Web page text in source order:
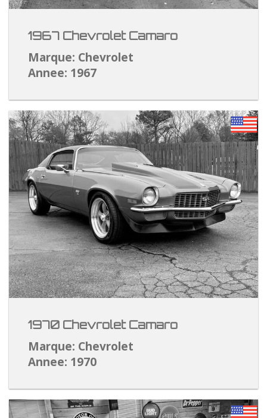
1967 Chevrolet Camaro
Marque: Chevrolet
Annee: 1967
1970 Chevrolet Camaro
Marque: Chevrolet
Annee: 1970